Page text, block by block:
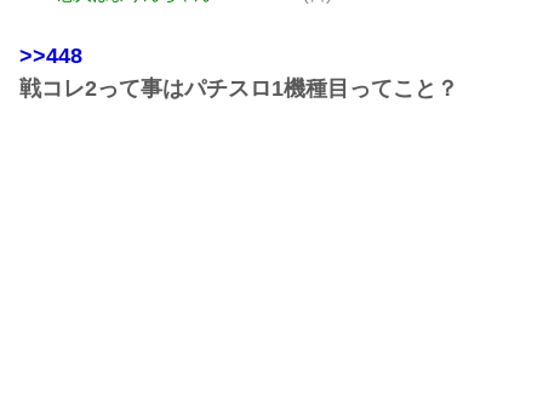
>>448
戦コレ2って事はパチスロ1機種目ってこと？